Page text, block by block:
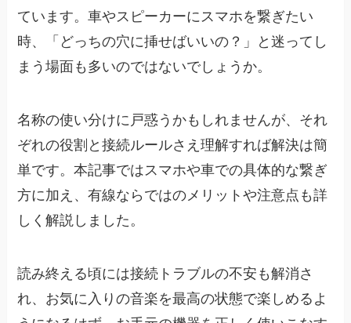
ています。車やスピーカーにスマホを繋ぎたい
時、「どっちの穴に挿せばいいの？」と迷ってし
まう場面も多いのではないでしょうか。
名称の使い分けに戸惑うかもしれませんが、それ
ぞれの役割と接続ルールさえ理解すれば解決は簡
単です。本記事ではスマホや車での具体的な繋ぎ
方に加え、有線ならではのメリットや注意点も詳
しく解説しました。
読み終える頃には接続トラブルの不安も解消さ
れ、お気に入りの音楽を最高の状態で楽しめるよ